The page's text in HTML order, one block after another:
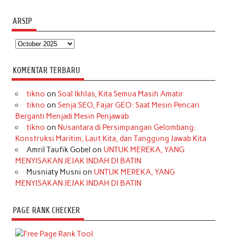
ARSIP
Arsip
KOMENTAR TERBARU
tikno on Soal Ikhlas, Kita Semua Masih Amatir
tikno on Senja SEO, Fajar GEO: Saat Mesin Pencari
Berganti Menjadi Mesin Penjawab
tikno on Nusantara di Persimpangan Gelombang:
Konstruksi Maritim, Laut Kita, dan Tanggung Jawab Kita
Amril Taufik Gobel on UNTUK MEREKA, YANG
MENYISAKAN JEJAK INDAH DI BATIN
Musniaty Musni on UNTUK MEREKA, YANG
MENYISAKAN JEJAK INDAH DI BATIN
PAGE RANK CHECKER